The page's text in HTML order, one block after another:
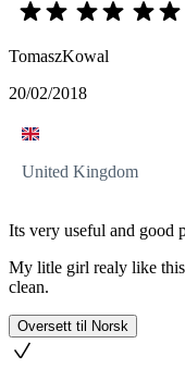
TomaszKowal
20/02/2018
United Kingdom
Its very useful and good
My litle girl realy like this
clean.
Oversett til Norsk